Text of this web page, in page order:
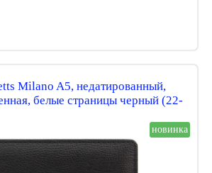
Milano A5, недатированный,
белые страницы черный (22-
новинка